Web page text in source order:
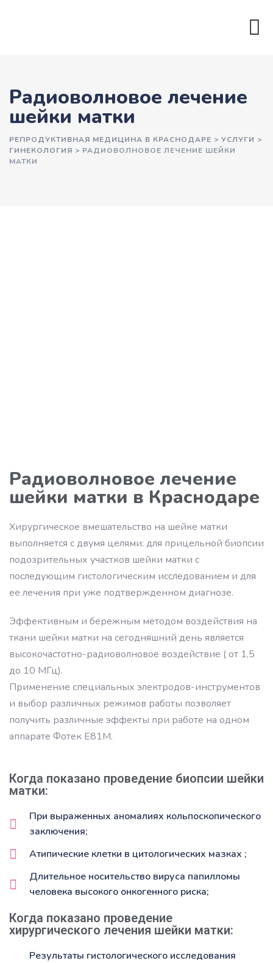
Радиоволновое лечение
шейки матки
РЕПРОДУКТИВНАЯ МЕДИЦИНА В КРАСНОДАРЕ > УСЛУГИ >
ГИНЕКОЛОГИЯ > РАДИОВОЛНОВОЕ ЛЕЧЕНИЕ ШЕЙКИ
МАТКИ
Радиоволновое лечение
шейки матки в Краснодаре
Хирургическое вмешательство на шейке матки
выполняется с двумя целями: для прицельной биопсии
подозрительных участков шейки матки с
последующим гистологическим исследованием и для
ее лечения при уже подтвержденном диагнозе.
Эффективным и бережным методом воздействия на
ткани шейки матки на сегодняшний день является
высокочастотно-радиоволновое воздействие ( от 1,5
до 10 МГц).
Применение специальных электродов-инструментов
и выбор различных режимов работы позволяет
получить различные эффекты при работе на одном
аппарате Фотек Е81М.
Когда показано проведение биопсии шейки
матки:
При выраженных аномалиях кольпоскопического
заключения;
Атипические клетки в цитологических мазках ;
Длительное носительство вируса папилломы
человека высокого онкогенного риска;
Когда показано проведение
хирургического лечения шейки матки:
Результаты гистологического исследования